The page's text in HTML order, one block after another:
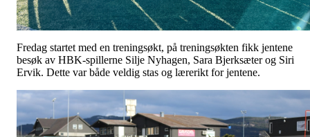
Fredag startet med en treningsøkt, på treningsøkten fikk jentene
besøk av HBK-spillerne Silje Nyhagen, Sara Bjerksæter og Siri
Ervik. Dette var både veldig stas og lærerikt for jentene.